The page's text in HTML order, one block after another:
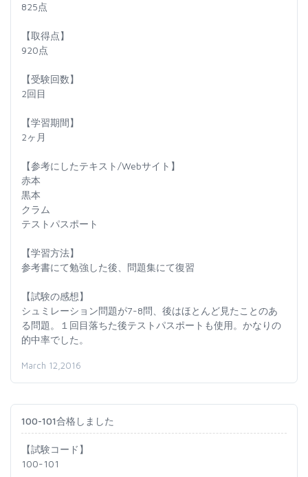
825点
【取得点】
920点
【受験回数】
2回目
【学習期間】
2ヶ月
【参考にしたテキスト/Webサイト】
赤本
黒本
クラム
テストパスポート
【学習方法】
参考書にて勉強した後、問題集にて復習
【試験の感想】
シュミレーション問題が7-8問、後はほとんど見たことのあ
る問題。１回目落ちた後テストパスポートも使用。かなりの
的中率でした。
March 12,2016
100-101合格しました
【試験コード】
100-101